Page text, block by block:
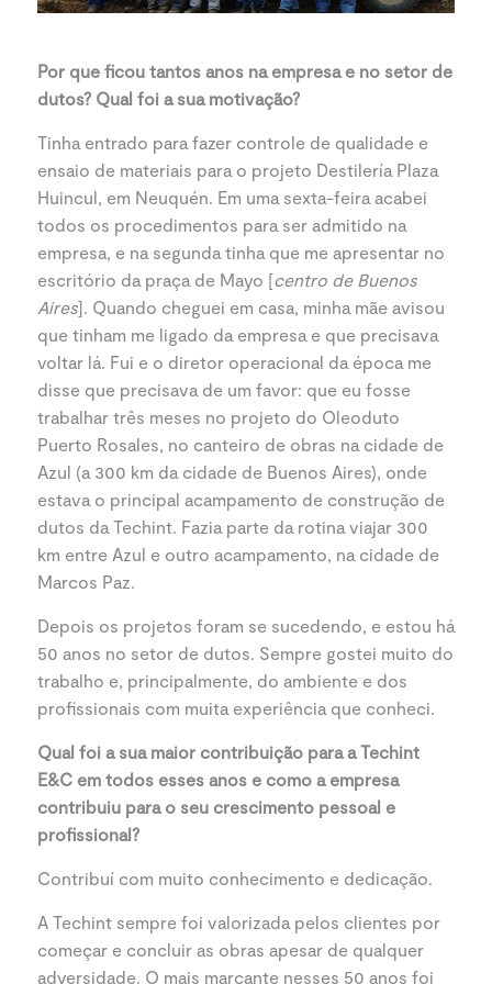
Por que ficou tantos anos na empresa e no setor de
dutos? Qual foi a sua motivação?
Tinha entrado para fazer controle de qualidade e
ensaio de materiais para o projeto Destilería Plaza
Huincul, em Neuquén. Em uma sexta-feira acabei
todos os procedimentos para ser admitido na
empresa, e na segunda tinha que me apresentar no
escritório da praça de Mayo [centro de Buenos
Aires]. Quando cheguei em casa, minha mãe avisou
que tinham me ligado da empresa e que precisava
voltar lá. Fui e o diretor operacional da época me
disse que precisava de um favor: que eu fosse
trabalhar três meses no projeto do Oleoduto
Puerto Rosales, no canteiro de obras na cidade de
Azul (a 300 km da cidade de Buenos Aires), onde
estava o principal acampamento de construção de
dutos da Techint. Fazia parte da rotina viajar 300
km entre Azul e outro acampamento, na cidade de
Marcos Paz.
Depois os projetos foram se sucedendo, e estou há
50 anos no setor de dutos. Sempre gostei muito do
trabalho e, principalmente, do ambiente e dos
profissionais com muita experiência que conheci.
Qual foi a sua maior contribuição para a Techint
E&C em todos esses anos e como a empresa
contribuiu para o seu crescimento pessoal e
profissional?
Contribuí com muito conhecimento e dedicação.
A Techint sempre foi valorizada pelos clientes por
começar e concluir as obras apesar de qualquer
adversidade. O mais marcante nesses 50 anos foi